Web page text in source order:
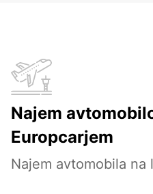
Najem
Europcarjem
Najem avtomobila na